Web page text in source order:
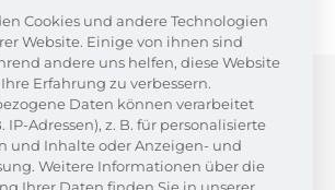
Cookies und andere Technologien
Website. Einige von ihnen sind
andere uns helfen, diese Website
Erfahrung zu verbessern.
Daten können verarbeitet
IP-Adressen), z. B. für personalisierte
und Inhalte oder Anzeigen- und
Weitere Informationen über die